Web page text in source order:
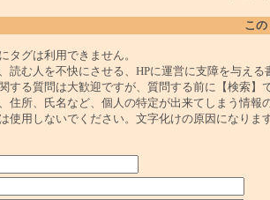
こ
タグは利用できません。
読む人を不快にさせる、HPに運営に支障を与え
する質問は大歓迎ですが、質問する前に【検索】
住所、氏名など、個人の特定が出来てしまう情報
使用しないでください。文字化けの原因になりま